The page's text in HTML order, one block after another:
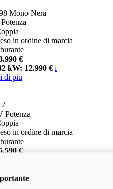
Mono Nera
Potenza
in ordine di marcia
€
kW: 12.990 € i
di più
Potenza
in ordine di marcia
€